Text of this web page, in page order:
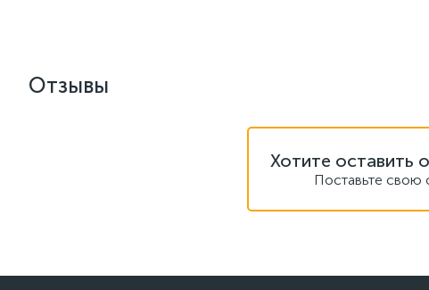
Отзывы
Хотите оставить
Поставьте свою